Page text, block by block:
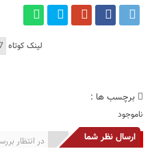
لینک کوتاه
برچسب ها :
ناموجود
ارسال نظر شما در انتظار انتشار یافته : 0